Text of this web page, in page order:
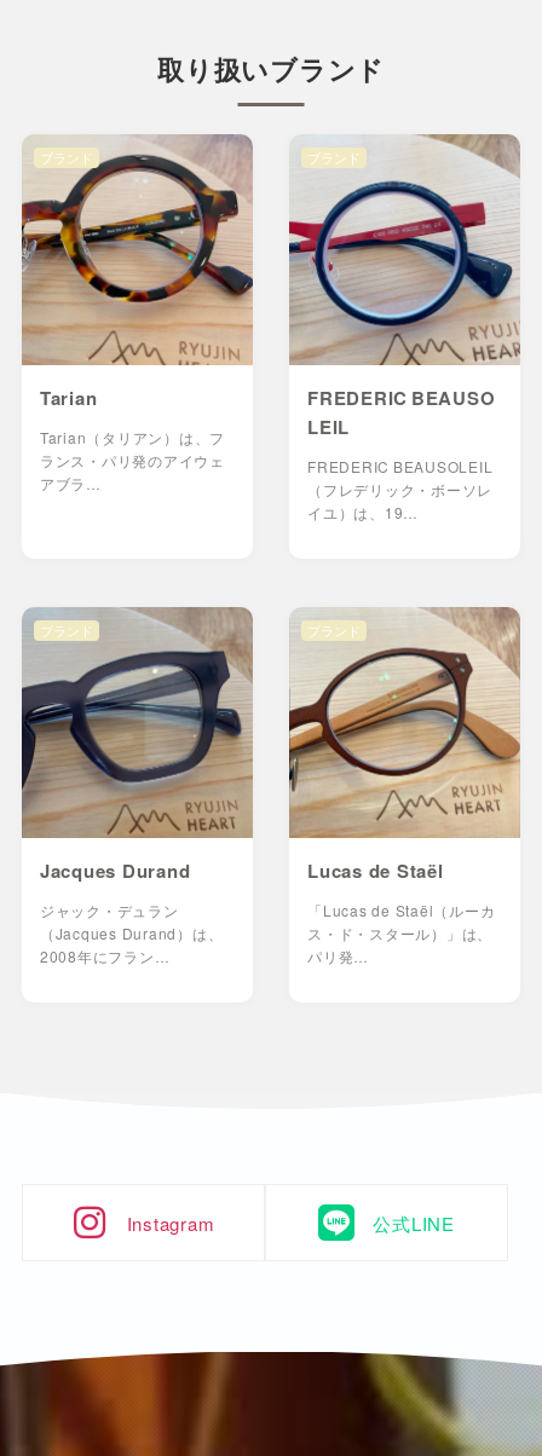
取り扱いブランド
Tarian
Tarian（タリアン）は、フ
ランス・パリ発のアイウェ
アブラ…
ブランド
FREDERIC BEAUSO
LEIL
FREDERIC BEAUSOLEIL
（フレデリック・ボーソレ
イユ）は、19…
ブランド
Jacques Durand
ジャック・デュラン
（Jacques Durand）は、
2008年にフラン…
ブランド
Lucas de Staël
「Lucas de Staël（ルーカ
ス・ド・スタール）」は、
パリ発…
ブランド
Instagram 公式LINE